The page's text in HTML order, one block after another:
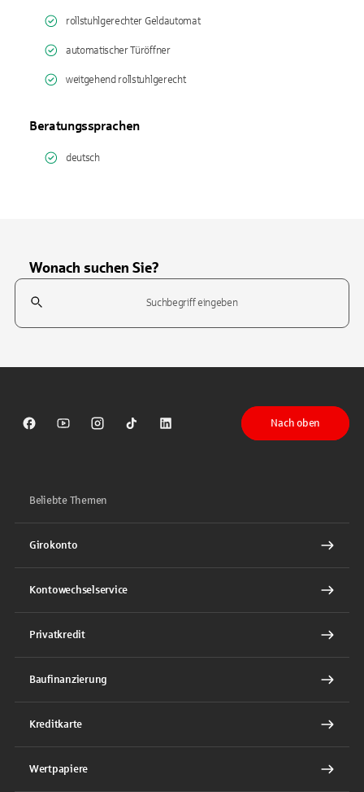
rollstuhlgerechter Geldautomat
automatischer Türöffner
weitgehend rollstuhlgerecht
Beratungssprachen
deutsch
Wonach suchen Sie?
Suchfeld
Sparkasse auf Facebook
Sparkasse auf Youtube
Sparkasse auf Instagram
Sparkasse auf TikTok
Sparkasse auf LinkedIn
Nach oben
Beliebte Themen
Girokonto
Kontowechselservice
Privatkredit
Baufinanzierung
Kreditkarte
Wertpapiere